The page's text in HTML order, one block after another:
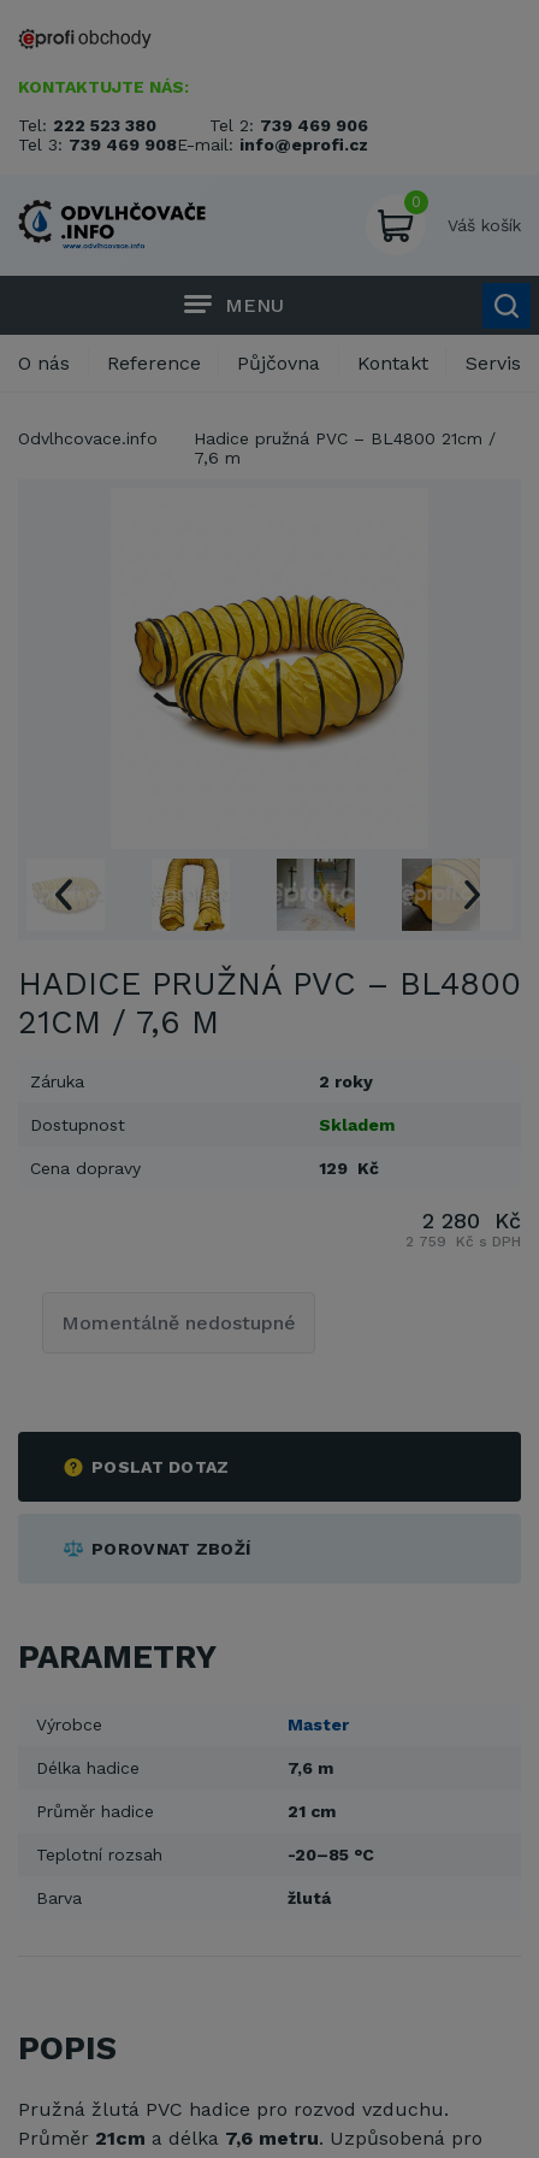
KONTAKTUJTE NÁS:
Tel: 222 523 380 Tel 2: 739 469 906
Tel 3: 739 469 908E-mail: info@eprofi.cz
0
Váš košík
MENU
O nás Reference Půjčovna Kontakt Servis
Odvlhcovace.info
Hadice pružná PVC – BL4800 21cm /
7,6 m
HADICE PRUŽNÁ PVC – BL4800
21CM / 7,6 M
Záruka 2 roky
Dostupnost Skladem
Cena dopravy 129 Kč
POSLAT DOTAZ
POROVNAT ZBOŽÍ
2 280 Kč
2 759 Kč s DPH
Momentálně nedostupné
PARAMETRY
Výrobce Master
Délka hadice 7,6 m
Průměr hadice 21 cm
Teplotní rozsah -20–85 °C
Barva žlutá
POPIS
Pružná žlutá PVC hadice pro rozvod vzduchu.
Průměr 21cm a délka 7,6 metru. Uzpůsobená pro